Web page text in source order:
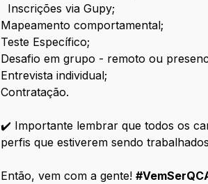
Inscrições via Gupy;
Mapeamento comportamental;
Teste Específico;
Desafio em grupo - remoto ou
Entrevista individual;
Contratação.
✔️ Importante lembrar que todos os
perfis que estiverem sendo
Então, vem com a gente!